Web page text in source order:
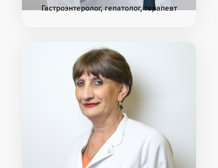
Гастроэнтеролог, гепатолог, терапевт